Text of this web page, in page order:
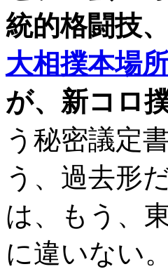
統的格闘技
大相撲本場
が、新コロ
う秘密議定
う、過去形
は、もう、
に違いない。